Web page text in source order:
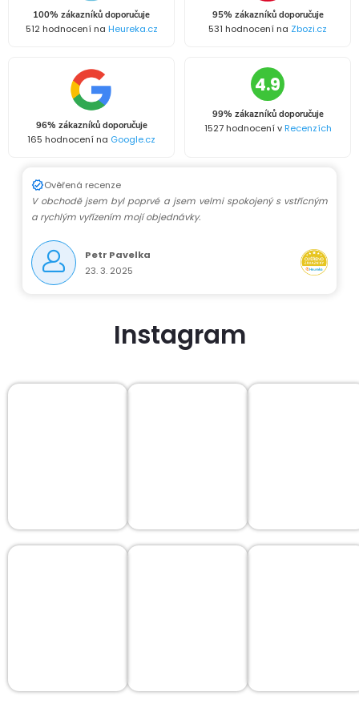
100% zákazníků doporučuje
512 hodnocení na Heureka.cz
95% zákazníků doporučuje
531 hodnocení na Zbozi.cz
96% zákazníků doporučuje
165 hodnocení na Google.cz
4.9
99% zákazníků doporučuje
1527 hodnocení vRecenzích
Ověřená recenze
V obchodě jsem byl poprvé a jsem velmi spokojený s vstřícným
a rychlým vyřízením mojí objednávky.
Petr Pavelka
23. 3. 2025
Instagram